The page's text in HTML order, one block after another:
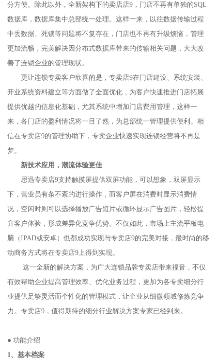
分方便。除此以外，全新架构下的卖店店9，门店不再有单独的SQL
数据库，数据库集中总部统一处理。这样一来，以往数据传输过程
中丢数据、死锁等问题将不复存在，门店也不再有升级烦恼，管理
更加流畅，完美解决因分布式数据库带来的传输相关问题，大大改
善了连锁企业的管理现状。
更让连锁专卖客户欣喜的是，专卖店9在门店建设、系统安装、
开业系统资料建立等方面做了全面优化，为客户快速推进门店拓展
提供优越的信息化基础，尤其系统中增加门店费用管理，这样一
来，各门店的盈利情况将一目了然，为总部统一管理提供便利。相
信在专卖店9的管理协助下，专卖企业快速实现连锁经营将不再是
梦。
新技术应用，潮流体验更佳
思迅专卖店9支持触摸屏提供双屏功能，可以想象，双屏显示
下，营业员有条不紊的进行操作，而客户屏在消费时显示消费情
况，空闲时则可以选择播放广告短片或循环显示广告图片，轻松提
升客户体验，形成差异化竞争优势。不仅如此，市场上主流平板电
脑（IPAD或安卓）也都成功实现与专卖店9的完美对接，最时尚的移
动商务方式将在专卖店9上得到实现。
这一全新的解决方案，为广大连锁品牌专卖店带来福音，不仅
有效帮助企业提高管理效率、优化业务过程，更加为各专卖细分行
业提供足够灵活而个性化的管理模式，让企业从细微领域修炼竞争
力。专卖店9，值得期待的细分行业解决方案专家已经到来。
● 功能介绍
1、基本档案